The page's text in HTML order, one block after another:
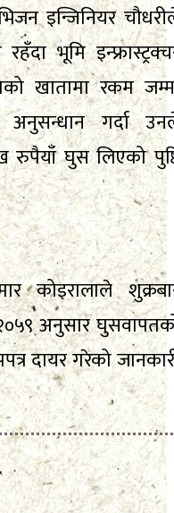
इन्जिनियर
भूमि
खातामा रकम
गर्दा
रुपैयाँ घुस लिएको
कोइरालाले
२०५९ अनुसार
दायर गरेको